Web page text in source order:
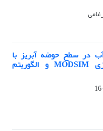
در سطح حوضه آبریز با
استفاده از تلفیق مدل شبیه‌سازی MODSIM و الگوریتم